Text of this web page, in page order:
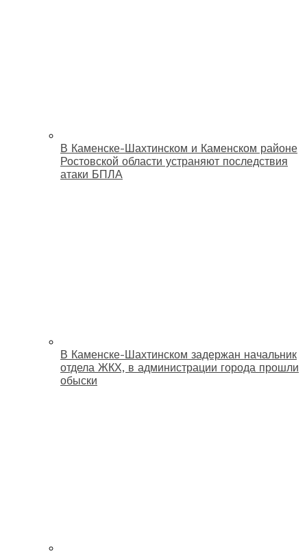
В Каменске-Шахтинском и Каменском районе
Ростовской области устраняют последствия
атаки БПЛА
В Каменске-Шахтинском задержан начальник
отдела ЖКХ, в администрации города прошли
обыски